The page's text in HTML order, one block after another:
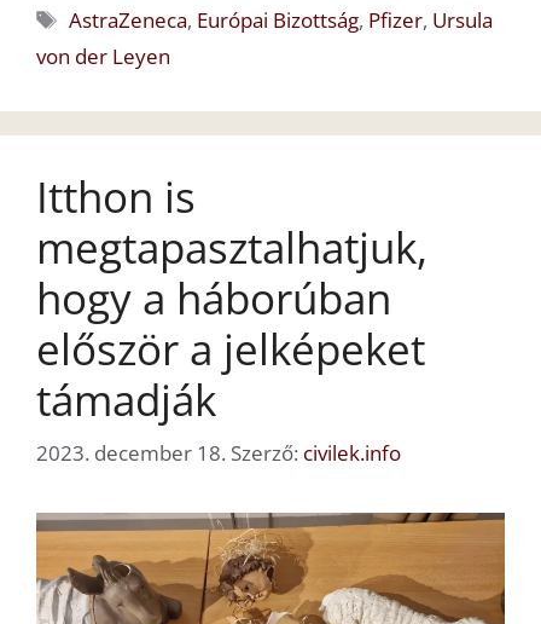
Címkék
AstraZeneca, Európai Bizottság, Pfizer, Ursula
von der Leyen
Itthon is
megtapasztalhatjuk,
hogy a háborúban
először a jelképeket
támadják
2023. december 18. Szerző: civilek.info